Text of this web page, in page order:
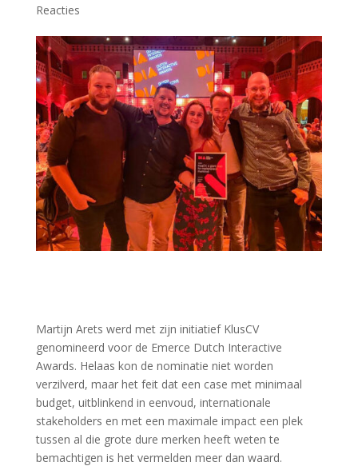
Reacties
Martijn Arets werd met zijn initiatief KlusCV
genomineerd voor de Emerce Dutch Interactive
Awards. Helaas kon de nominatie niet worden
verzilverd, maar het feit dat een case met minimaal
budget, uitblinkend in eenvoud, internationale
stakeholders en met een maximale impact een plek
tussen al die grote dure merken heeft weten te
bemachtigen is het vermelden meer dan waard.